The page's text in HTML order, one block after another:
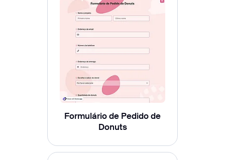
Formulário de Pedido de
Donuts